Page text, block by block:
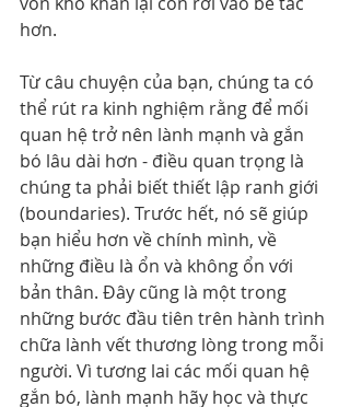
hơn.
Từ câu chuyện của bạn, chúng ta có
thể rút ra kinh nghiệm rằng để mối
quan hệ trở nên lành mạnh và gắn
bó lâu dài hơn - điều quan trọng là
chúng ta phải biết thiết lập ranh giới
(boundaries). Trước hết, nó sẽ giúp
bạn hiểu hơn về chính mình, về
những điều là ổn và không ổn với
bản thân. Đây cũng là một trong
những bước đầu tiên trên hành trình
chữa lành vết thương lòng trong mỗi
người. Vì tương lai các mối quan hệ
gắn bó, lành mạnh hãy học và thực